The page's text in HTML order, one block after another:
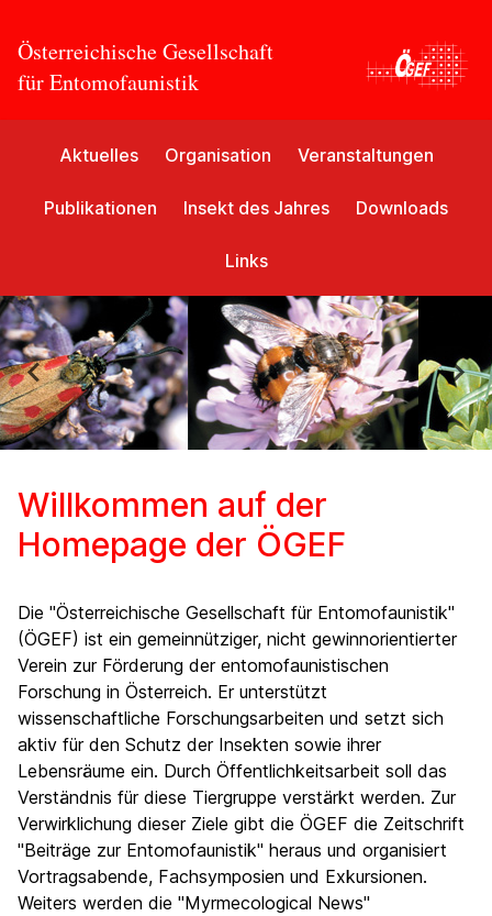
Österreichische Gesellschaft
für Entomofaunistik
Aktuelles Organisation Veranstaltungen
Publikationen Insekt des Jahres Downloads
Links
Willkommen auf der
Homepage der ÖGEF
Die "Österreichische Gesellschaft für Entomofaunistik"
(ÖGEF) ist ein gemeinnütziger, nicht gewinnorientierter
Verein zur Förderung der entomofaunistischen
Forschung in Österreich. Er unterstützt
wissenschaftliche Forschungsarbeiten und setzt sich
aktiv für den Schutz der Insekten sowie ihrer
Lebensräume ein. Durch Öffentlichkeitsarbeit soll das
Verständnis für diese Tiergruppe verstärkt werden. Zur
Verwirklichung dieser Ziele gibt die ÖGEF die Zeitschrift
"Beiträge zur Entomofaunistik" heraus und organisiert
Vortragsabende, Fachsymposien und Exkursionen.
Weiters werden die "Myrmecological News"